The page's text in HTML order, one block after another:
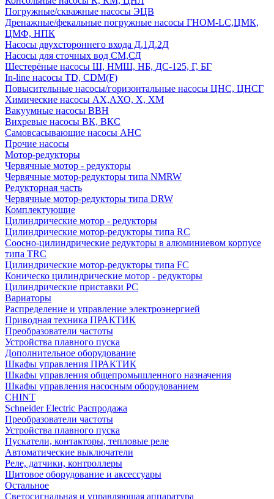
Погружные/скважные насосы ЭЦВ
Дренажные/фекальные погружные насосы ГНОМ-LC,ЦМК,
ЦМФ, НПК
Насосы двухстороннего входа Д,1Д,2Д
Насосы для сточных вод СМ,СД
Шестерёные насосы Ш, НМШ, НБ, ДС-125, Г, БГ
In-line насосы TD, CDM(F)
Повысительные насосы/горизонтальные насосы ЦНС, ЦНСГ
Химические насосы АХ,АХО, Х, ХМ
Вакуумные насосы ВВН
Вихревые насосы ВК, ВКС
Самовсасывающие насосы АНС
Прочие насосы
Мотор-редукторы
Червячные мотор - редукторы
Червячные мотор-редукторы типа NMRW
Редукторная часть
Червячные мотор-редукторы типа DRW
Комплектующие
Цилиндрические мотор - редукторы
Цилиндрические мотор-редукторы типа RC
Соосно-цилиндрические редукторы в алюминиевом корпусе
типа TRC
Цилиндрические мотор-редукторы типа FC
Коническо цилиндрические мотор - редукторы
Цилиндрические приставки PC
Вариаторы
Распределение и управление электроэнергией
Приводная техника ПРАКТИК
Преобразователи частоты
Устройства плавного пуска
Дополнительное оборудование
Шкафы управления ПРАКТИК
Шкафы управления общепромышленного назначения
Шкафы управления насосным оборудованием
CHINT
Schneider Electric Распродажа
Преобразователи частоты
Устройства плавного пуска
Пускатели, контакторы, тепловые реле
Автоматические выключатели
Реле, датчики, контроллеры
Щитовое оборудование и аксессуары
Остальное
Светосигнальная и управляющая аппаратура